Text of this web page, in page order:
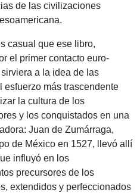
de las civilizaciones
que ese libro,
el primer contacto euro-
a la idea de las
esfuerzo más trascendente
la cultura de los
y los conquistados en una
Juan de Zumárraga,
de México en 1527, llevó allí
influyó en los
precursores de los
extendidos y perfeccionados